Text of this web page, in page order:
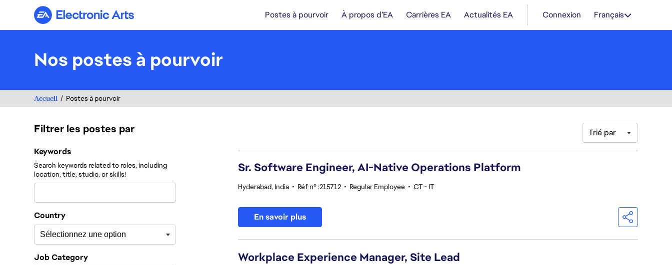
Electronic Arts Postes à pourvoir À propos d’EA Carrières EA Actualités EA Connexion Français
Nos postes à pourvoir
Accueil Postes à pourvoir
Filtrer les postes par
Filtrer les postes par
Keywords
Search keywords related to roles, including
location, title, studio, or skills!
Country
Job Category
Trié par
Sr. Software Engineer, AI-Native Operations Platform
Hyderabad, India • Réf n° :215712 • Regular Employee • CT - IT
En savoir plus
Workplace Experience Manager, Site Lead